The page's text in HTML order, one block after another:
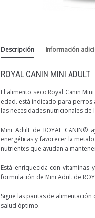
Descripción Información
ROYAL CANIN MINI ADULT
El alimento seco Royal Canin
edad. está indicado para perros
las necesidades nutricionales
Mini Adult de ROYAL CANIN®
energéticas y favorecer la
nutrientes que ayudan a
Está enriquecida con vitaminas
formulación de Mini Adult de
Sigue las pautas de
salud óptimo.